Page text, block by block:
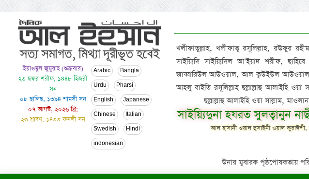
ইয়াওমুল জুমুয়াহ (শুক্রবার)
২৩ ছফর শরীফ, ১৪৪৮ হিজরী
সন
০৮ ছালিছ, ১৩৯৪ শামসী সন
০৭ আগস্ট, ২০২৬ খ্রি:
২৩ শ্রাবণ, ১৪৩৩ ফসলী সন
Arabic Bangla
Urdu Pharsi
English Japanese
Chinese Italian
Swedish Hindi
indonesian
খলীফাতুল্লাহ, খলীফাতু রসূলিল্লাহ, রঊফুর
সাইয়্যিদি সাইয়্যিদিল আ’ইয়াদ শরীফ,
জাব্বারিউল আউওয়াল, আল ক্বউইউল আউওয়াল,
আহলু বাইতি রসূলিল্লাহ ছল্লাল্লাহু আলাইহি ওয়া
ছল্লাল্লাহু আলাইহি ওয়া সাল্লাম,
সাইয়্যিদুনা হযরত সুলত্বানুন
আল হাসানী ওয়াল হুসাইনী ওয়াল কুরাঈশী,
উনার মুবারক পৃষ্ঠপোষকতায়